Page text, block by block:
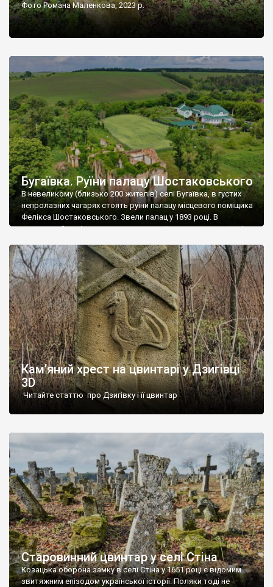
Фото Романа Маленкова, 2023 р.
Бугаївка. Руїни палацу Шостаковського
В невеликому (близько 200 жителів) селі Бугаївка, в густих
непролазних чагарях стоять руїни палацу місцевого поміщика
Фелікса Шостаковського. Звели палац у 1893 році. В
радянський період у ньому спочатку містилася школа, потім
століття тут розмістили туберкульозну лікарню. Коли із
палацу виїхала лікарня – ми точно не […]
Кам’яний хрест на цвинтарі у Дзигівці
3D
Читайте статтю про Дзигівку і її цвинтар
Старовинний цвинтар у селі Стіна
Козацька оборона замку в селі Стіна у 1651 році є відомим
звитяжним епізодом української історії. Поляки тоді не